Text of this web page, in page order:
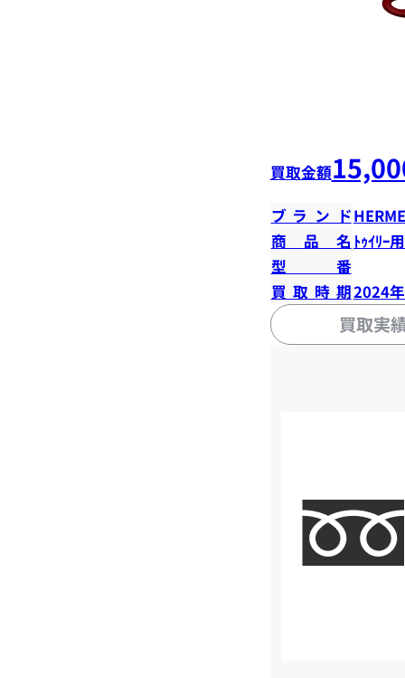
買取金額
ブランド
商品名 ﾄｩｲﾘｰ
型番
買取時期2024
買取実